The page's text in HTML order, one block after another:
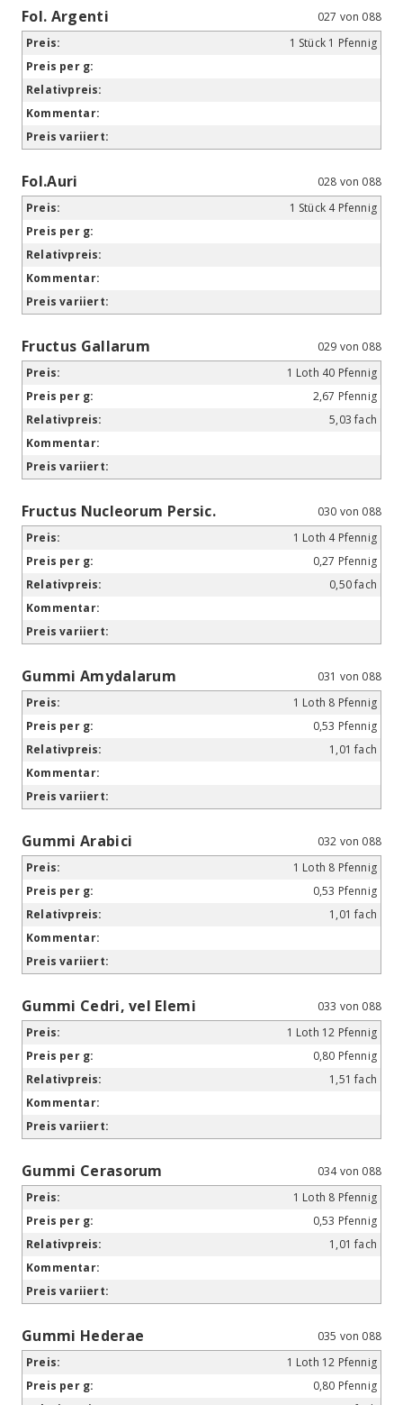
Fol. Argenti
027 von 088
1 Stück 1 Pfennig
Fol.Auri
028 von 088
1 Stück 4 Pfennig
Fructus Gallarum
029 von 088
1 Loth 40 Pfennig
2,67 Pfennig
5,03 fach
Fructus Nucleorum Persic.
030 von 088
1 Loth 4 Pfennig
0,27 Pfennig
0,50 fach
Gummi Amydalarum
031 von 088
1 Loth 8 Pfennig
0,53 Pfennig
1,01 fach
Gummi Arabici
032 von 088
1 Loth 8 Pfennig
0,53 Pfennig
1,01 fach
Gummi Cedri, vel Elemi
033 von 088
1 Loth 12 Pfennig
0,80 Pfennig
1,51 fach
Gummi Cerasorum
034 von 088
1 Loth 8 Pfennig
0,53 Pfennig
1,01 fach
Gummi Hederae
035 von 088
1 Loth 12 Pfennig
0,80 Pfennig